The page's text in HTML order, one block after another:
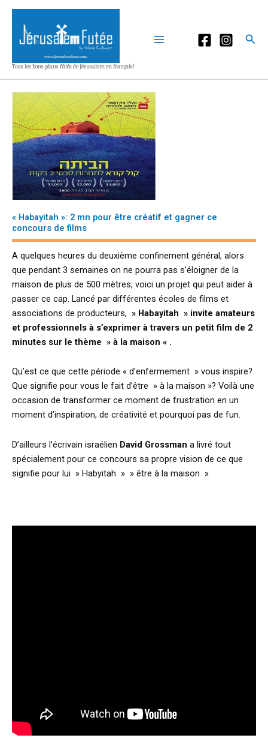
Aller
contenu
Tous les bons plans fûtés de Jérusalem en français!
« Habayitah »: 2 mn pour être créatif et gagner ce
concours de films
A quelques heures du deuxième confinement général, alors
que pendant 3 semaines on ne pourra pas s’éloigner de la
maison de plus de 500 mètres, voici un projet qui peut aider à
passer ce cap. Lancé par différentes écoles de films et
associations de producteurs, » Habayitah » invite amateurs
et professionnels à s’exprimer à travers un petit film de 2
minutes sur le thème » à la maison « .
Qu’est ce que cette période « d’enfermement » vous inspire?
Que signifie pour vous le fait d’être » à la maison »? Voilà une
occasion de transformer ce moment de frustration en un
moment d’inspiration, de créativité et pourquoi pas de fun.
D’ailleurs l’écrivain israélien David Grossman a livré tout
spécialement pour ce concours sa propre vision de ce que
signifie pour lui » Habyitah » » être à la maison »